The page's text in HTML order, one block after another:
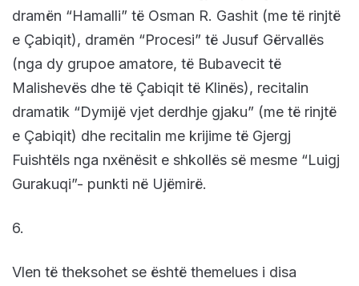
dramën “Hamalli” të Osman R. Gashit (me të rinjtë
e Çabiqit), dramën “Procesi” të Jusuf Gërvallës
(nga dy grupoe amatore, të Bubavecit të
Malishevës dhe të Çabiqit të Klinës), recitalin
dramatik “Dymijë vjet derdhje gjaku” (me të rinjtë
e Çabiqit) dhe recitalin me krijime të Gjergj
Fuishtëls nga nxënësit e shkollës së mesme “Luigj
Gurakuqi”- punkti në Ujëmirë.
6.
Vlen të theksohet se është themelues i disa